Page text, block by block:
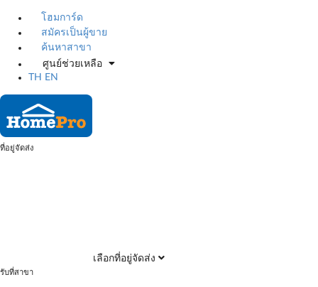
โฮมการ์ด
สมัครเป็นผู้ขาย
ค้นหาสาขา
ศูนย์ช่วยเหลือ
TH
EN
ที่อยู่จัดส่ง
เลือกที่อยู่จัดส่ง
รับที่สาขา